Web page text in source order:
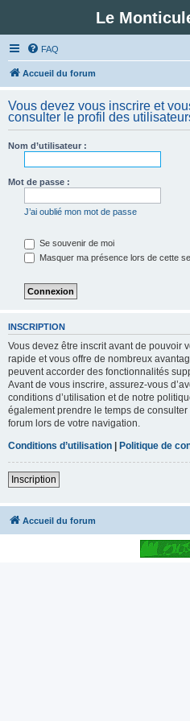
Le
FAQ
Accueil du forum
Vous devez vous inscrire et
consulter le profil des
Nom d’utilisateur :
Mot de passe :
J’ai oublié mon mot de passe
Se souvenir de moi
Masquer ma présence lors de cette
INSCRIPTION
Vous devez être inscrit avant de pouvoir
rapide et vous offre de nombreux
peuvent accorder des fonctionnalités
Avant de vous inscrire, assurez-vous
conditions d’utilisation et de notre
également prendre le temps de
forum lors de votre navigation.
Conditions d’utilisation | Politique de
Inscription
Accueil du forum